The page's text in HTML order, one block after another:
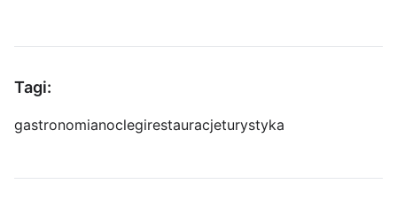
Tagi:
gastronomianoclegirestauracjeturystyka